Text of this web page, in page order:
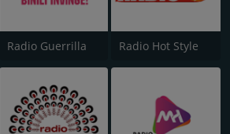
Radio Guerrilla Radio Hot Style